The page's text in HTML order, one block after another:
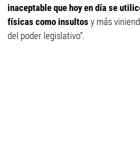
inaceptable que hoy en día se
físicas como insultos y más
del poder legislativo”.